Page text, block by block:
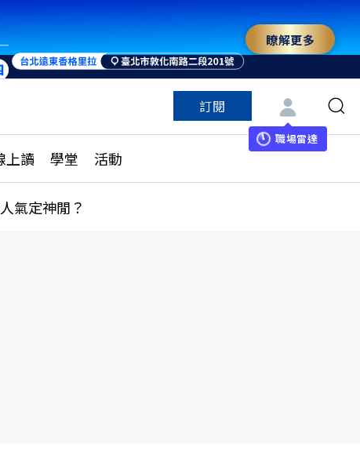
瞭解更多
訂閱
職場雷達
上讀 學堂 活動
多訂閱方案
特色頻道
氣定神閒？